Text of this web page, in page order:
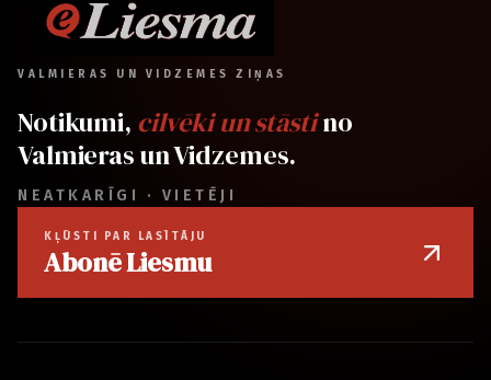
VALMIERAS UN VIDZEMES ZIŅAS
Notikumi, cilvēki un stāstino
Valmieras un Vidzemes.
NEATKARĪGI · VIETĒJI
KĻŪSTI PAR LASĪTĀJU
Abonē Liesmu